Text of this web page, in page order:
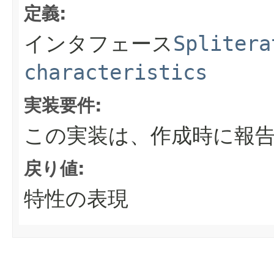
定義:
インタフェース
characteristics
実装要件:
この実装は、作成時に報
戻り値:
特性の表現